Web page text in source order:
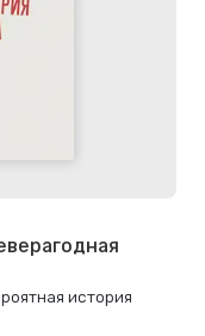
история